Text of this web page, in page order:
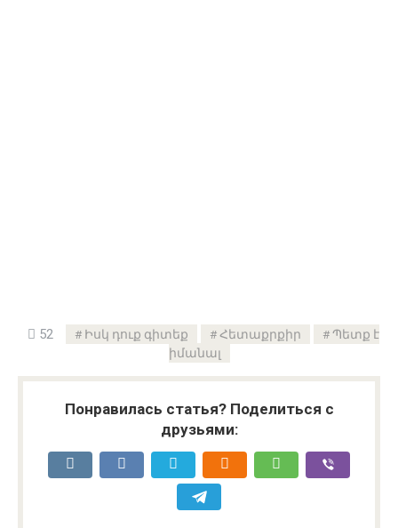
52 Իսկ դուք գիտեք Հետաքրքիր
Պետք է
իմանալ
Понравилась статья? Поделиться с
друзьями: